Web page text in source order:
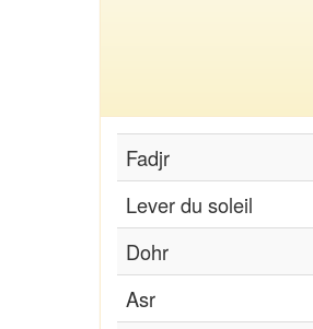
Fadjr
Lever du soleil
Dohr
Asr